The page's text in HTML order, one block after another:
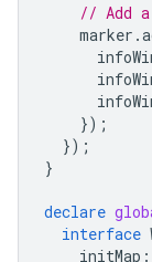
// Add
marker .
});
});
}
declare
interface
initMap :